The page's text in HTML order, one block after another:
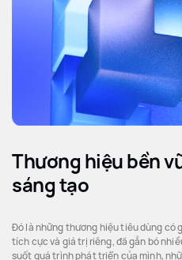
Thương hiệu bền
sáng tạo
Đó là những thương hiệu tiêu dùng có
tích cực và giá trị riêng, đã gắn bó
suốt quá trình phát triển của mình,